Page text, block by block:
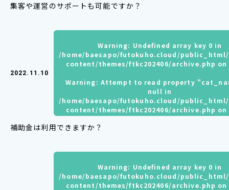
集客や運営のサポートも可能ですか？
2022.11.10
Warning: Undefined array key 0 in
/home/baesapo/futokuho.cloud/
content/themes/ftkc202406/archive.php
Warning: Attempt to read property
null in
/home/baesapo/futokuho.cloud/
content/themes/ftkc202406/archive.php
補助金は利用できますか？
Warning: Undefined array key 0 in
/home/baesapo/futokuho.cloud/
content/themes/ftkc202406/archive.php